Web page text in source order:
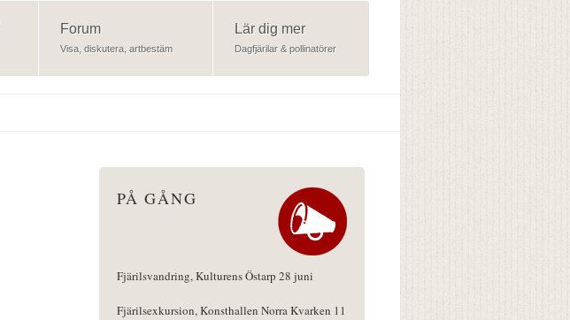
Forum
Visa, diskutera, artbestäm
Lär dig mer
Dagfjärilar & pollinatörer
PÅ GÅNG
Fjärilsvandring, Kulturens Östarp 28 juni
Fjärilsexkursion, Konsthallen Norra Kvarken 11